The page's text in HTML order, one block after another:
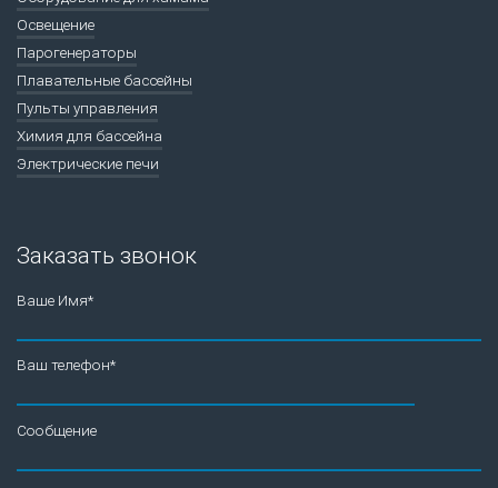
Освещение
Парогенераторы
Плавательные бассейны
Пульты управления
Химия для бассейна
Электрические печи
Заказать звонок
Ваше Имя*
Ваш телефон*
Сообщение